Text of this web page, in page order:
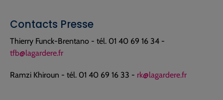
Contacts Presse
Thierry Funck-Brentano - tél. 01 40 69 16 34 -
tfb@lagardere.fr
Ramzi Khiroun - tél. 01 40 69 16 33 - rk@lagardere.fr